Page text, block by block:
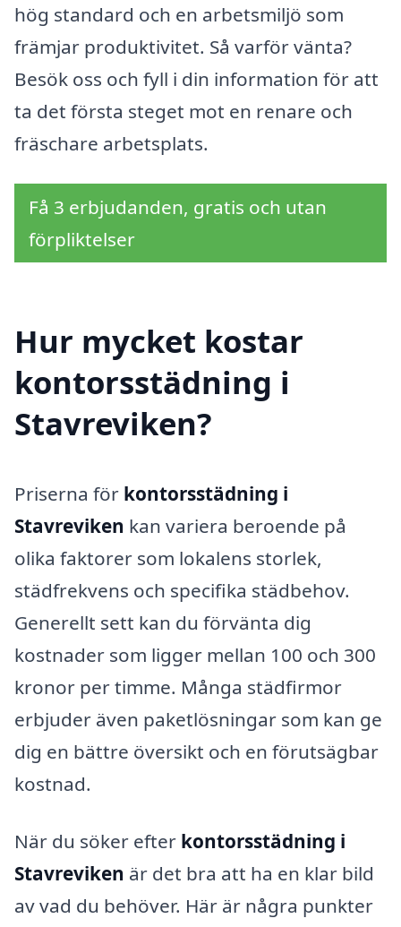
hög standard och en arbetsmiljö som
främjar produktivitet. Så varför vänta?
Besök oss och fyll i din information för att
ta det första steget mot en renare och
fräschare arbetsplats.
Få 3 erbjudanden, gratis och utan
förpliktelser
Hur mycket kostar
kontorsstädning i
Stavreviken?
Priserna för kontorsstädning i
Stavreviken kan variera beroende på
olika faktorer som lokalens storlek,
städfrekvens och specifika städbehov.
Generellt sett kan du förvänta dig
kostnader som ligger mellan 100 och 300
kronor per timme. Många städfirmor
erbjuder även paketlösningar som kan ge
dig en bättre översikt och en förutsägbar
kostnad.
När du söker efter kontorsstädning i
Stavreviken är det bra att ha en klar bild
av vad du behöver. Här är några punkter